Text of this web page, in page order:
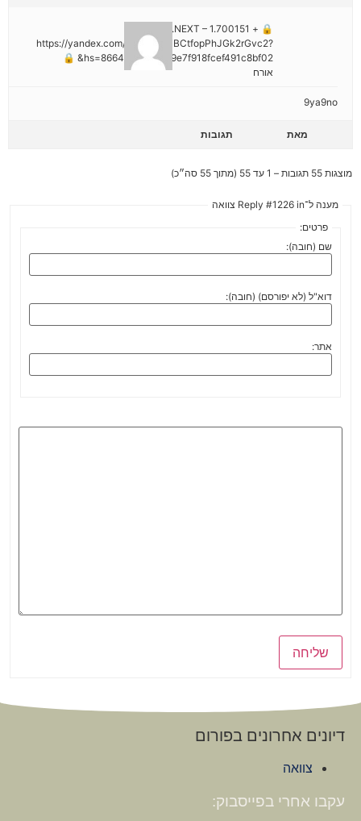
🔒 + 1.700151 BTC.NEXT –
https://yandex.com/poll/HsemiBCtfopPhJGk2rGvc2?
hs=8664c520642b9e7f918fcef491c8bf02& 🔒
אורח
9ya9no
מאת תגובות
מוצגות 55 תגובות – 1 עד 55 (מתוך 55 סה״כ)
מענה ל־Reply #1226 in צוואה
פרטים:
שם (חובה):
דוא"ל (לא יפורסם) (חובה):
אתר:
שליחה
דיונים אחרונים בפורום
צוואה
עקבו אחרי בפייסבוק: